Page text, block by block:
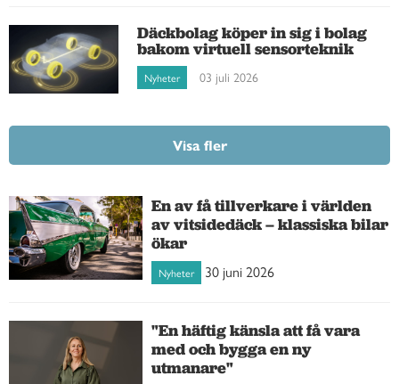
Däckbolag köper in sig i bolag
bakom virtuell sensorteknik
Nyheter 03 juli 2026
Visa fler
En av få tillverkare i världen
av vitsidedäck – klassiska bilar
ökar
Nyheter 30 juni 2026
"En häftig känsla att få vara
med och bygga en ny
utmanare"